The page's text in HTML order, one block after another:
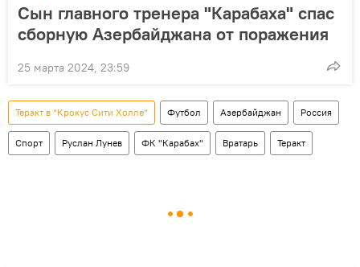
Сын главного тренера "Карабаха" спас
сборную Азербайджана от поражения
25 марта 2024, 23:59
Теракт в "Крокус Сити Холле" Футбол Азербайджан Россия
Спорт Руслан Лунев ФК "Карабах" Вратарь Теракт